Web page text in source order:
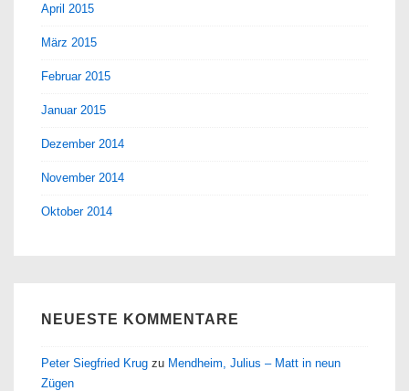
April 2015
März 2015
Februar 2015
Januar 2015
Dezember 2014
November 2014
Oktober 2014
NEUESTE KOMMENTARE
Peter Siegfried Krug zu Mendheim, Julius – Matt in neun
Zügen